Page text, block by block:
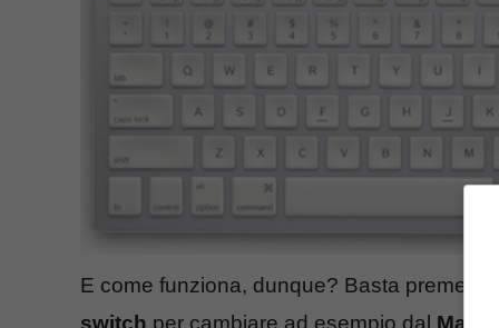
E come funziona, dunque? Basta premere
switch per cambiare ad esempio dal Mac